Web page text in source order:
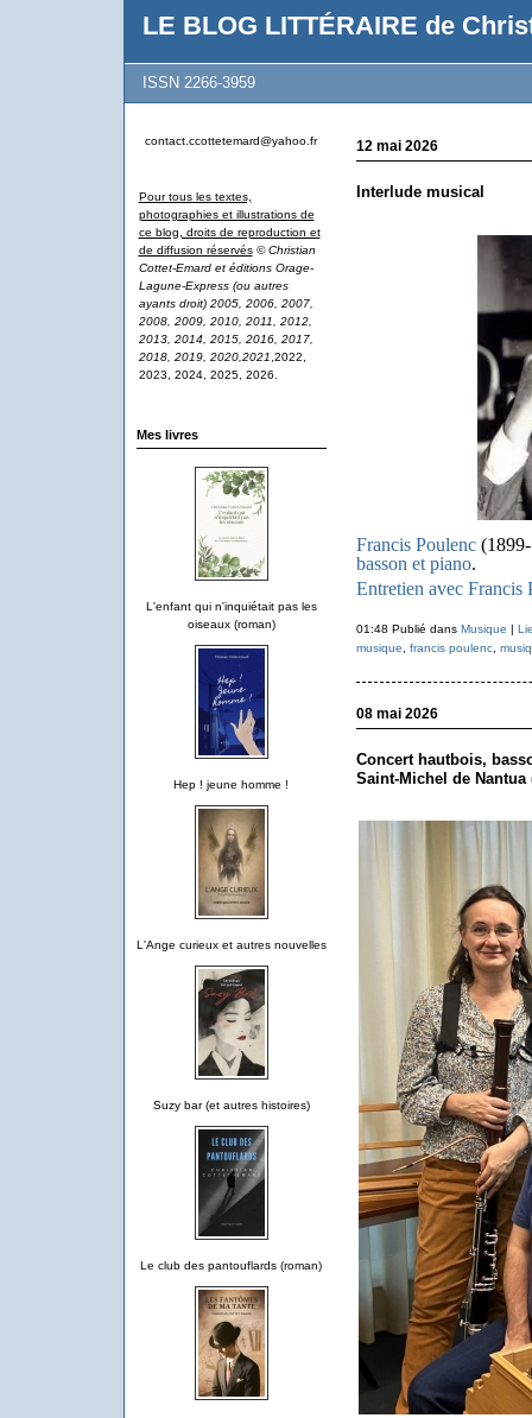
LE BLOG LITTÉRAIRE de
ISSN 2266-3959
contact.ccottetemard@yahoo.fr
Pour tous les textes,
photographies et illustrations de
ce blog, droits de reproduction et
de diffusion réservés © Christian
Cottet-Emard et éditions Orage-
Lagune-Express (ou autres
ayants droit) 2005, 2006, 2007,
2008, 2009, 2010, 2011, 2012,
2013, 2014, 2015, 2016, 2017,
2018, 2019, 2020,2021 ,2022,
2023, 2024, 2025, 2026.
Mes livres
L'enfant qui n'inquiétait pas les
oiseaux (roman)
Hep ! jeune homme !
L'Ange curieux et autres nouvelles
Suzy bar (et autres histoires)
Le club des pantouflards (roman)
12 mai 2026
Interlude musical
Francis Poulenc
basson et piano.
Entretien avec Francis
01:48 Publié dans Musique |
musique
francis poulenc,
08 mai 2026
Concert hautbois,
Saint-Michel de Nantua